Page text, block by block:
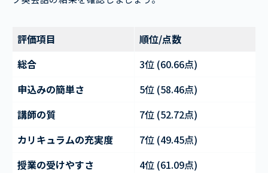
評価項目
順位/点数
総合
3位 (60.66点)
申込みの簡単さ
5位 (58.46点)
講師の質
7位 (52.72点)
カリキュラムの充実度
7位 (49.45点)
授業の受けやすさ
4位 (61.09点)